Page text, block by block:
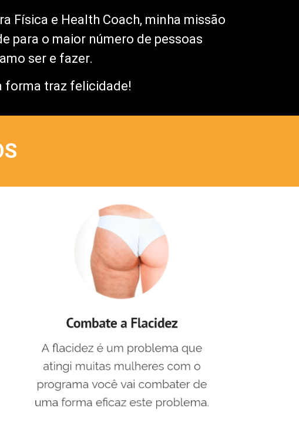
Física e Health Coach, minha missão
para o maior número de pessoas
ser e fazer.
forma traz felicidade!